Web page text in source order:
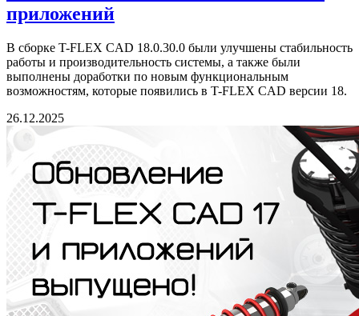
приложений
В сборке T-FLEX CAD 18.0.30.0 были улучшены стабильность
работы и производительность системы, а также были
выполнены доработки по новым функциональным
возможностям, которые появились в T-FLEX CAD версии 18.
26.12.2025